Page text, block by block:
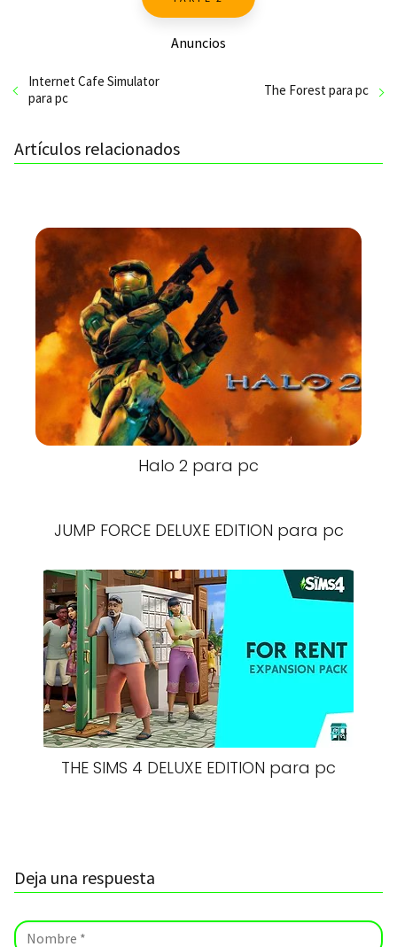
Anuncios
Internet Cafe Simulator
para pc
The Forest para pc
Artículos relacionados
Halo 2 para pc
JUMP FORCE DELUXE EDITION para pc
THE SIMS 4 DELUXE EDITION para pc
Deja una respuesta